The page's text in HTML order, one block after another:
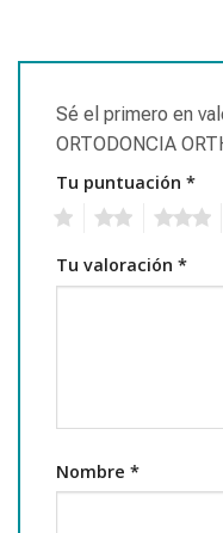
Sé el primero en
ORTODONCIA
Tu puntuación *
Tu valoración *
Nombre *